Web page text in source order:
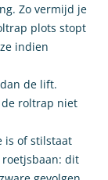
Zo vermijd je
plots stopt
indien
de lift.
de roltrap niet
is of stilstaat
dit